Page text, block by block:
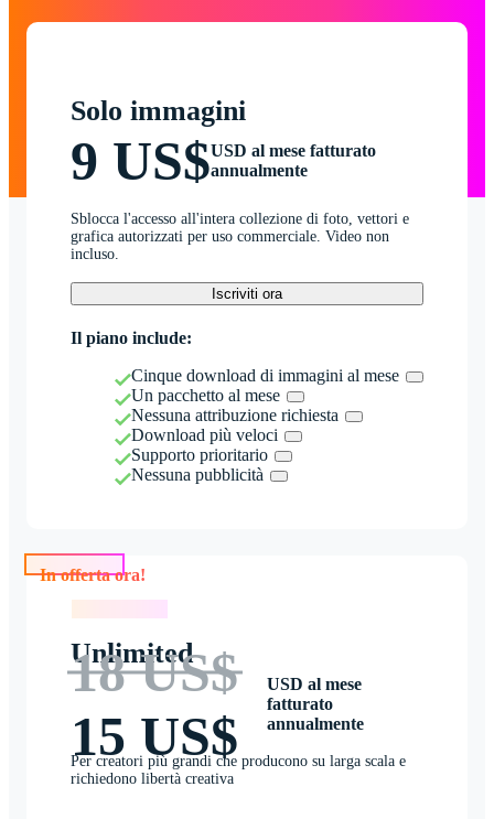
Solo immagini
9 US$USD al mese fatturato
annualmente
Sblocca l'accesso all'intera collezione di foto, vettori e
grafica autorizzati per uso commerciale. Video non
incluso.
Iscriviti ora
Il piano include:
Cinque download di immagini al mese
Un pacchetto al mese
Nessuna attribuzione richiesta
Download più veloci
Supporto prioritario
Nessuna pubblicità
Unlimited
18 US$
15 US$
USD al mese
fatturato
annualmente
Per creatori più grandi che producono su larga scala e
richiedono libertà creativa